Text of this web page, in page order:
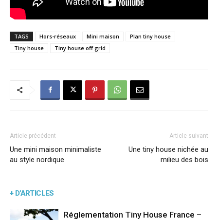
TAGS Hors-réseaux Mini maison
Plan tiny house
Tiny house
Tiny house off grid
Article précédent
Une mini maison minimaliste
au style nordique
Article suivant
Une tiny house nichée au
milieu des bois
+ D'ARTICLES
Réglementation Tiny House France –